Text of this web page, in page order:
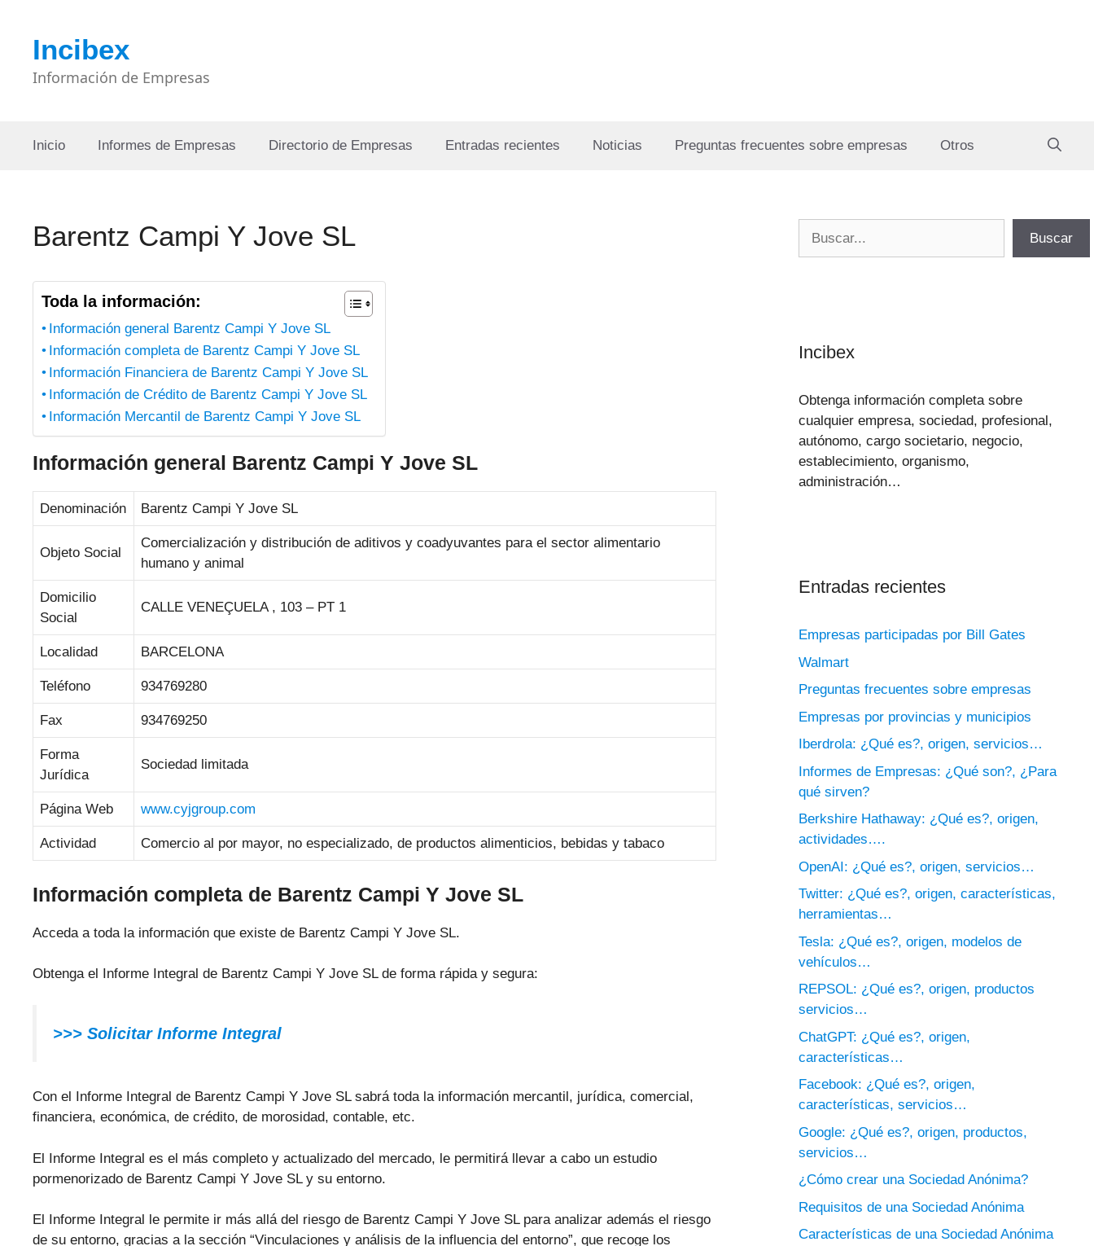
contenidoIncibex
Información de Empresas
Inicio Informes de Empresas Directorio de Empresas Entradas recientes Noticias Preguntas frecuentes sobre empresas Otros
Barentz Campi Y Jove SL
Toda la información:
Información general Barentz Campi Y Jove SL
Información completa de Barentz Campi Y Jove SL
Información Financiera de Barentz Campi Y Jove SL
Información de Crédito de Barentz Campi Y Jove SL
Información Mercantil de Barentz Campi Y Jove SL
Información general Barentz Campi Y Jove SL
Denominación Barentz Campi Y Jove SL
Objeto Social
Comercialización y distribución de aditivos y coadyuvantes para el sector alimentario
humano y animal
Domicilio
Social
CALLE VENEÇUELA , 103 – PT 1
Localidad BARCELONA
Teléfono 934769280
Fax 934769250
Forma
Jurídica
Sociedad limitada
Página Web www.cyjgroup.com
Actividad Comercio al por mayor, no especializado, de productos alimenticios, bebidas y tabaco
Información completa de Barentz Campi Y Jove SL
Acceda a toda la información que existe de Barentz Campi Y Jove SL.
Obtenga el Informe Integral de Barentz Campi Y Jove SL de forma rápida y segura:
>>> Solicitar Informe Integral
Con el Informe Integral de Barentz Campi Y Jove SL sabrá toda la información mercantil, jurídica, comercial,
financiera, económica, de crédito, de morosidad, contable, etc.
El Informe Integral es el más completo y actualizado del mercado, le permitirá llevar a cabo un estudio
pormenorizado de Barentz Campi Y Jove SL y su entorno.
El Informe Integral le permite ir más allá del riesgo de Barentz Campi Y Jove SL para analizar además el riesgo
de su entorno, gracias a la sección “Vinculaciones y análisis de la influencia del entorno”, que recoge los
Buscar
Incibex
Obtenga información completa sobre
cualquier empresa, sociedad, profesional,
autónomo, cargo societario, negocio,
establecimiento, organismo,
administración…
Entradas recientes
Empresas participadas por Bill Gates
Walmart
Preguntas frecuentes sobre empresas
Empresas por provincias y municipios
Iberdrola: ¿Qué es?, origen, servicios…
Informes de Empresas: ¿Qué son?, ¿Para
qué sirven?
Berkshire Hathaway: ¿Qué es?, origen,
actividades….
OpenAI: ¿Qué es?, origen, servicios…
Twitter: ¿Qué es?, origen, características,
herramientas…
Tesla: ¿Qué es?, origen, modelos de
vehículos…
REPSOL: ¿Qué es?, origen, productos
servicios…
ChatGPT: ¿Qué es?, origen,
características…
Facebook: ¿Qué es?, origen,
características, servicios…
Google: ¿Qué es?, origen, productos,
servicios…
¿Cómo crear una Sociedad Anónima?
Requisitos de una Sociedad Anónima
Características de una Sociedad Anónima